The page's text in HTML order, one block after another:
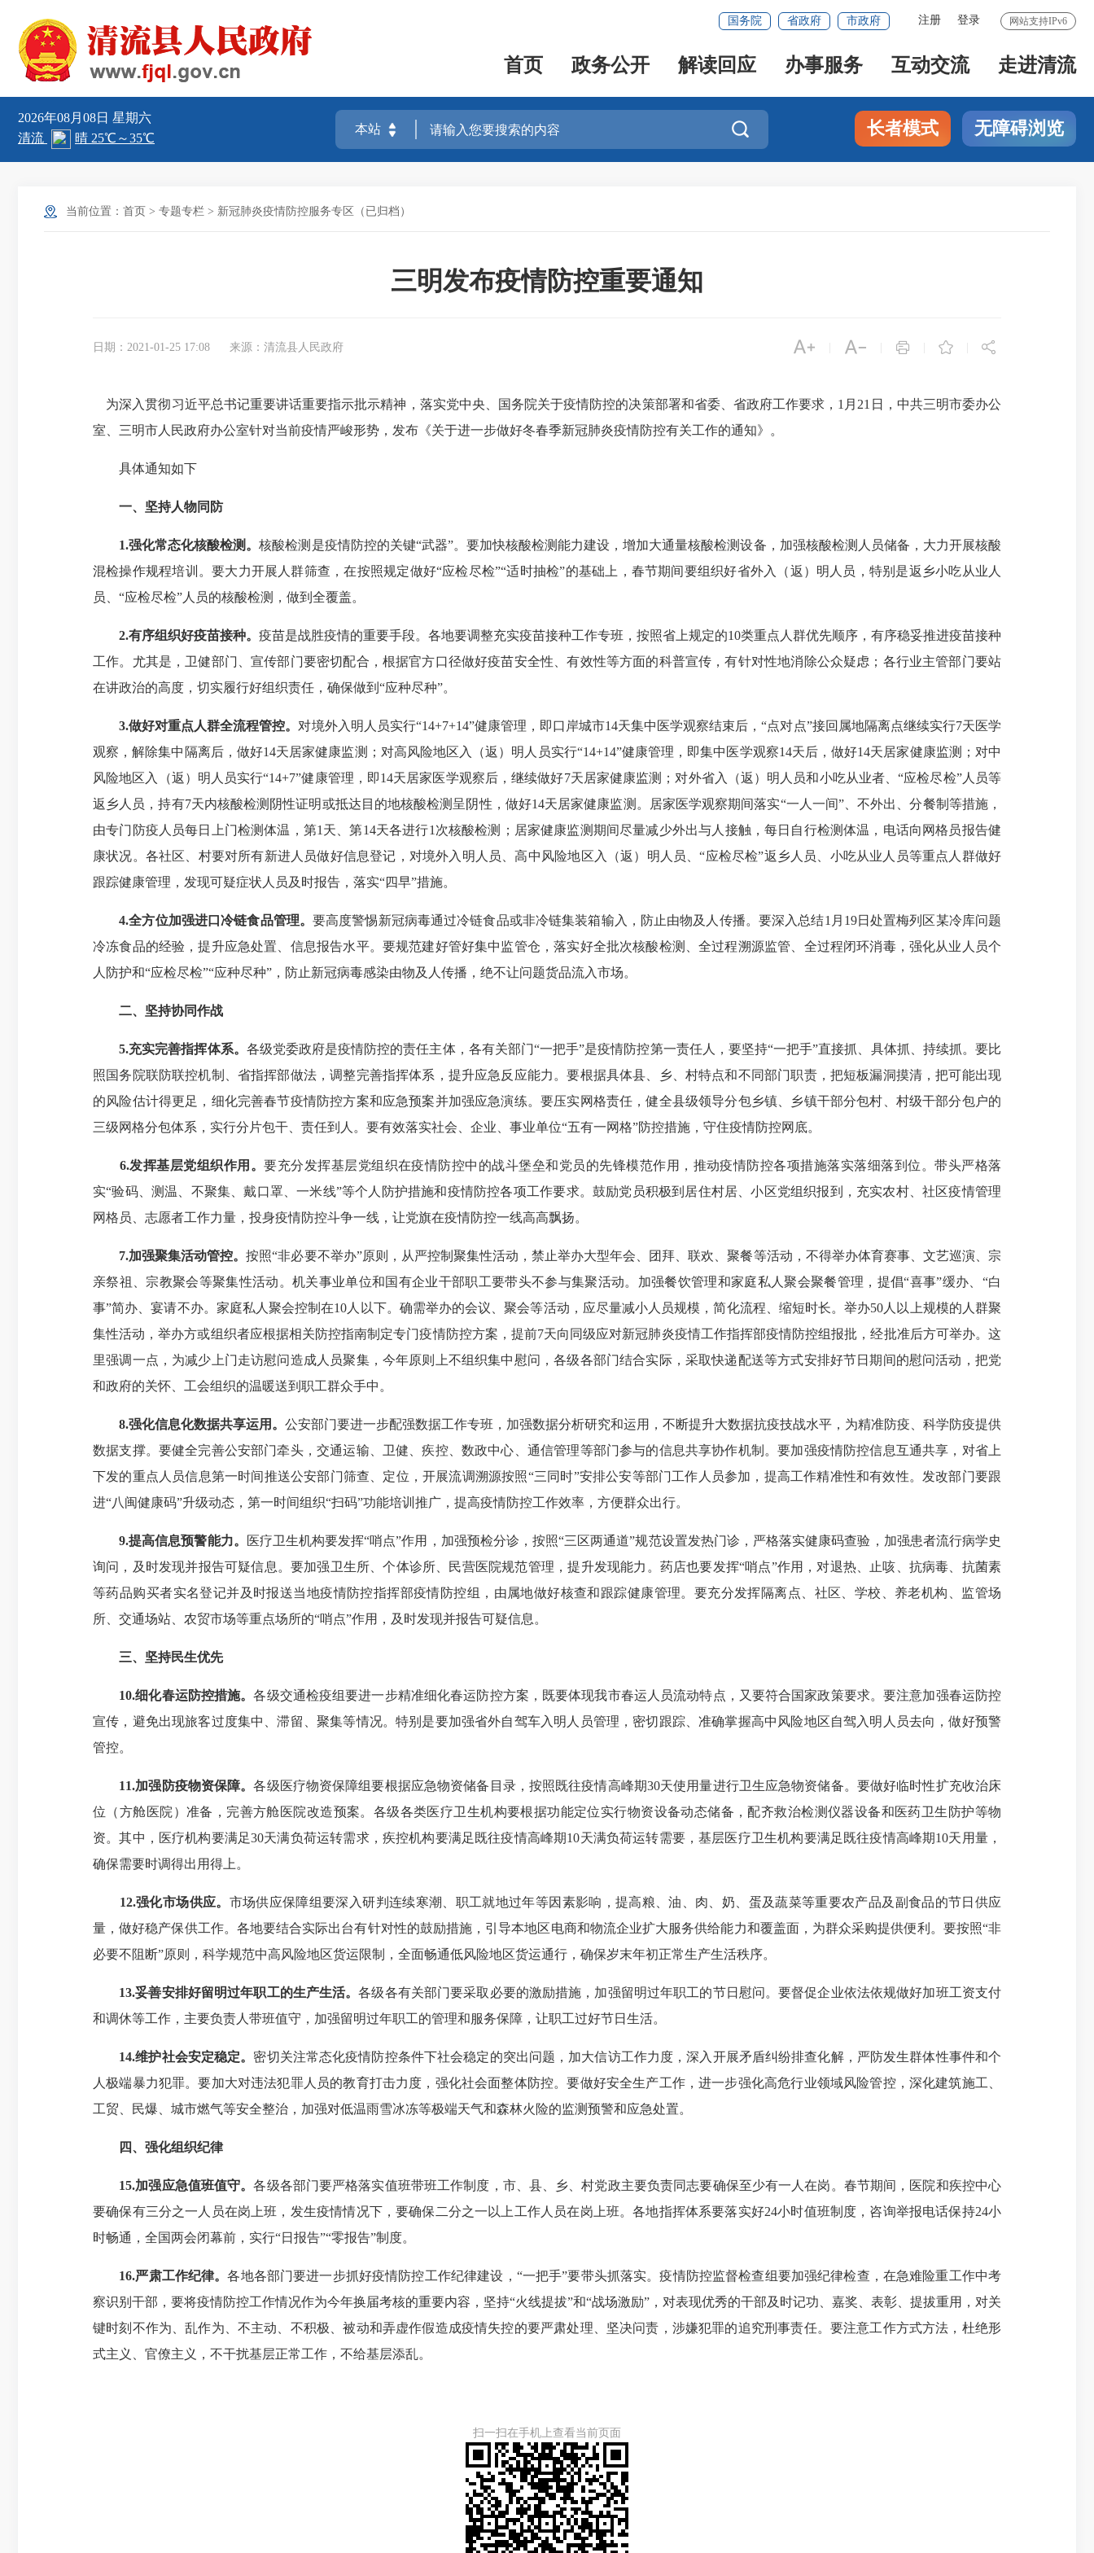
网站支持IPv6
注册 登录
国务院 省政府 市政府
首页 政务公开 解读回应 办事服务 互动交流 走进清流
2026年08月08日 星期六
 长者模式 无障碍浏览
当前位置： 首页 > 专题专栏 > 新冠肺炎疫情防控服务专区（已归档）
三明发布疫情防控重要通知
日期：2021-01-25 17:08 来源：清流县人民政府     
为深入贯彻习近平总书记重要讲话重要指示批示精神，落实党中央、国务院关于疫情防控的决策部署和省委、省政府工作要求，1月21日，中共三明市委办公
室、三明市人民政府办公室针对当前疫情严峻形势，发布《关于进一步做好冬春季新冠肺炎疫情防控有关工作的通知》。
具体通知如下
一、坚持人物同防
1.强化常态化核酸检测。核酸检测是疫情防控的关键“武器”。要加快核酸检测能力建设，增加大通量核酸检测设备，加强核酸检测人员储备，大力开展核酸
混检操作规程培训。要大力开展人群筛查，在按照规定做好“应检尽检”“适时抽检”的基础上，春节期间要组织好省外入（返）明人员，特别是返乡小吃从业人
员、“应检尽检”人员的核酸检测，做到全覆盖。
2.有序组织好疫苗接种。 疫苗是战胜疫情的重要手段。各地要调整充实疫苗接种工作专班，按照省上规定的10类重点人群优先顺序，有序稳妥推进疫苗接种
工作。尤其是，卫健部门、宣传部门要密切配合，根据官方口径做好疫苗安全性、有效性等方面的科普宣传，有针对性地消除公众疑虑；各行业主管部门要站
在讲政治的高度，切实履行好组织责任，确保做到“应种尽种”。
3.做好对重点人群全流程管控。 对境外入明人员实行“14+7+14”健康管理，即口岸城市14天集中医学观察结束后，“点对点”接回属地隔离点继续实行7天医学
观察，解除集中隔离后，做好14天居家健康监测；对高风险地区入（返）明人员实行“14+14”健康管理，即集中医学观察14天后，做好14天居家健康监测；对中
风险地区入（返）明人员实行“14+7”健康管理，即14天居家医学观察后，继续做好7天居家健康监测；对外省入（返）明人员和小吃从业者、“应检尽检”人员等
返乡人员，持有7天内核酸检测阴性证明或抵达目的地核酸检测呈阴性，做好14天居家健康监测。居家医学观察期间落实“一人一间”、不外出、分餐制等措施，
由专门防疫人员每日上门检测体温，第1天、第14天各进行1次核酸检测；居家健康监测期间尽量减少外出与人接触，每日自行检测体温，电话向网格员报告健
康状况。各社区、村要对所有新进人员做好信息登记，对境外入明人员、高中风险地区入（返）明人员、“应检尽检”返乡人员、小吃从业人员等重点人群做好
跟踪健康管理，发现可疑症状人员及时报告，落实“四早”措施。
4.全方位加强进口冷链食品管理。 要高度警惕新冠病毒通过冷链食品或非冷链集装箱输入，防止由物及人传播。要深入总结1月19日处置梅列区某冷库问题
冷冻食品的经验，提升应急处置、信息报告水平。要规范建好管好集中监管仓，落实好全批次核酸检测、全过程溯源监管、全过程闭环消毒，强化从业人员个
人防护和“应检尽检”“应种尽种”，防止新冠病毒感染由物及人传播，绝不让问题货品流入市场。
二、坚持协同作战
5.充实完善指挥体系。 各级党委政府是疫情防控的责任主体，各有关部门“一把手”是疫情防控第一责任人，要坚持“一把手”直接抓、具体抓、持续抓。要比
照国务院联防联控机制、省指挥部做法，调整完善指挥体系，提升应急反应能力。要根据具体县、乡、村特点和不同部门职责，把短板漏洞摸清，把可能出现
的风险估计得更足，细化完善春节疫情防控方案和应急预案并加强应急演练。要压实网格责任，健全县级领导分包乡镇、乡镇干部分包村、村级干部分包户的
三级网格分包体系，实行分片包干、责任到人。要有效落实社会、企业、事业单位“五有一网格”防控措施，守住疫情防控网底。
6.发挥基层党组织作用。要充分发挥基层党组织在疫情防控中的战斗堡垒和党员的先锋模范作用，推动疫情防控各项措施落实落细落到位。带头严格落
实“验码、测温、不聚集、戴口罩、一米线”等个人防护措施和疫情防控各项工作要求。鼓励党员积极到居住村居、小区党组织报到，充实农村、社区疫情管理
网格员、志愿者工作力量，投身疫情防控斗争一线，让党旗在疫情防控一线高高飘扬。
7.加强聚集活动管控。按照“非必要不举办”原则，从严控制聚集性活动，禁止举办大型年会、团拜、联欢、聚餐等活动，不得举办体育赛事、文艺巡演、宗
亲祭祖、宗教聚会等聚集性活动。机关事业单位和国有企业干部职工要带头不参与集聚活动。加强餐饮管理和家庭私人聚会聚餐管理，提倡“喜事”缓办、“白
事”简办、宴请不办。家庭私人聚会控制在10人以下。确需举办的会议、聚会等活动，应尽量减小人员规模，简化流程、缩短时长。举办50人以上规模的人群聚
集性活动，举办方或组织者应根据相关防控指南制定专门疫情防控方案，提前7天向同级应对新冠肺炎疫情工作指挥部疫情防控组报批，经批准后方可举办。这
里强调一点，为减少上门走访慰问造成人员聚集，今年原则上不组织集中慰问，各级各部门结合实际，采取快递配送等方式安排好节日期间的慰问活动，把党
和政府的关怀、工会组织的温暖送到职工群众手中。
8.强化信息化数据共享运用。 公安部门要进一步配强数据工作专班，加强数据分析研究和运用，不断提升大数据抗疫技战水平，为精准防疫、科学防疫提供
数据支撑。要健全完善公安部门牵头，交通运输、卫健、疾控、数政中心、通信管理等部门参与的信息共享协作机制。要加强疫情防控信息互通共享，对省上
下发的重点人员信息第一时间推送公安部门筛查、定位，开展流调溯源按照“三同时”安排公安等部门工作人员参加，提高工作精准性和有效性。发改部门要跟
进“八闽健康码”升级动态，第一时间组织“扫码”功能培训推广，提高疫情防控工作效率，方便群众出行。
9.提高信息预警能力。
医疗卫生机构要发挥“哨点”作用，加强预检分诊，按照“三区两通道”规范设置发热门诊，严格落实健康码查验，加强患者流行病学史
询问，及时发现并报告可疑信息。要加强卫生所、个体诊所、民营医院规范管理，提升发现能力。药店也要发挥“哨点”作用，对退热、止咳、抗病毒、抗菌素
等药品购买者实名登记并及时报送当地疫情防控指挥部疫情防控组，由属地做好核查和跟踪健康管理。要充分发挥隔离点、社区、学校、养老机构、监管场
所、交通场站、农贸市场等重点场所的“哨点”作用，及时发现并报告可疑信息。
三、坚持民生优先
10.细化春运防控措施。各级交通检疫组要进一步精准细化春运防控方案，既要体现我市春运人员流动特点，又要符合国家政策要求。要注意加强春运防控
宣传，避免出现旅客过度集中、滞留、聚集等情况。特别是要加强省外自驾车入明人员管理，密切跟踪、准确掌握高中风险地区自驾入明人员去向，做好预警
管控。
11.加强防疫物资保障。各级医疗物资保障组要根据应急物资储备目录，按照既往疫情高峰期30天使用量进行卫生应急物资储备。要做好临时性扩充收治床
位（方舱医院）准备，完善方舱医院改造预案。各级各类医疗卫生机构要根据功能定位实行物资设备动态储备，配齐救治检测仪器设备和医药卫生防护等物
资。其中，医疗机构要满足30天满负荷运转需求，疾控机构要满足既往疫情高峰期10天满负荷运转需要，基层医疗卫生机构要满足既往疫情高峰期10天用量，
确保需要时调得出用得上。
12.强化市场供应。 市场供应保障组要深入研判连续寒潮、职工就地过年等因素影响，提高粮、油、肉、奶、蛋及蔬菜等重要农产品及副食品的节日供应
量，做好稳产保供工作。各地要结合实际出台有针对性的鼓励措施，引导本地区电商和物流企业扩大服务供给能力和覆盖面，为群众采购提供便利。要按照“非
必要不阻断”原则，科学规范中高风险地区货运限制，全面畅通低风险地区货运通行，确保岁末年初正常生产生活秩序。
13.妥善安排好留明过年职工的生产生活。各级各有关部门要采取必要的激励措施，加强留明过年职工的节日慰问。要督促企业依法依规做好加班工资支付
和调休等工作，主要负责人带班值守，加强留明过年职工的管理和服务保障，让职工过好节日生活。
14.维护社会安定稳定。 密切关注常态化疫情防控条件下社会稳定的突出问题，加大信访工作力度，深入开展矛盾纠纷排查化解，严防发生群体性事件和个
人极端暴力犯罪。要加大对违法犯罪人员的教育打击力度，强化社会面整体防控。要做好安全生产工作，进一步强化高危行业领域风险管控，深化建筑施工、
工贸、民爆、城市燃气等安全整治，加强对低温雨雪冰冻等极端天气和森林火险的监测预警和应急处置。
四、强化组织纪律
15.加强应急值班值守。各级各部门要严格落实值班带班工作制度，市、县、乡、村党政主要负责同志要确保至少有一人在岗。春节期间，医院和疾控中心
要确保有三分之一人员在岗上班，发生疫情情况下，要确保二分之一以上工作人员在岗上班。各地指挥体系要落实好24小时值班制度，咨询举报电话保持24小
时畅通，全国两会闭幕前，实行“日报告”“零报告”制度。
16.严肃工作纪律。各地各部门要进一步抓好疫情防控工作纪律建设，“一把手”要带头抓落实。疫情防控监督检查组要加强纪律检查，在急难险重工作中考
察识别干部，要将疫情防控工作情况作为今年换届考核的重要内容，坚持“火线提拔”和“战场激励”，对表现优秀的干部及时记功、嘉奖、表彰、提拔重用，对关
键时刻不作为、乱作为、不主动、不积极、被动和弄虚作假造成疫情失控的要严肃处理、坚决问责，涉嫌犯罪的追究刑事责任。要注意工作方式方法，杜绝形
式主义、官僚主义，不干扰基层正常工作，不给基层添乱。
扫一扫在手机上查看当前页面